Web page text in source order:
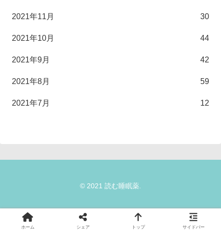
2021年11月 30
2021年10月 44
2021年9月 42
2021年8月 59
2021年7月 12
© 2021 読む睡眠薬.
ホーム シェア トップ サイドバー